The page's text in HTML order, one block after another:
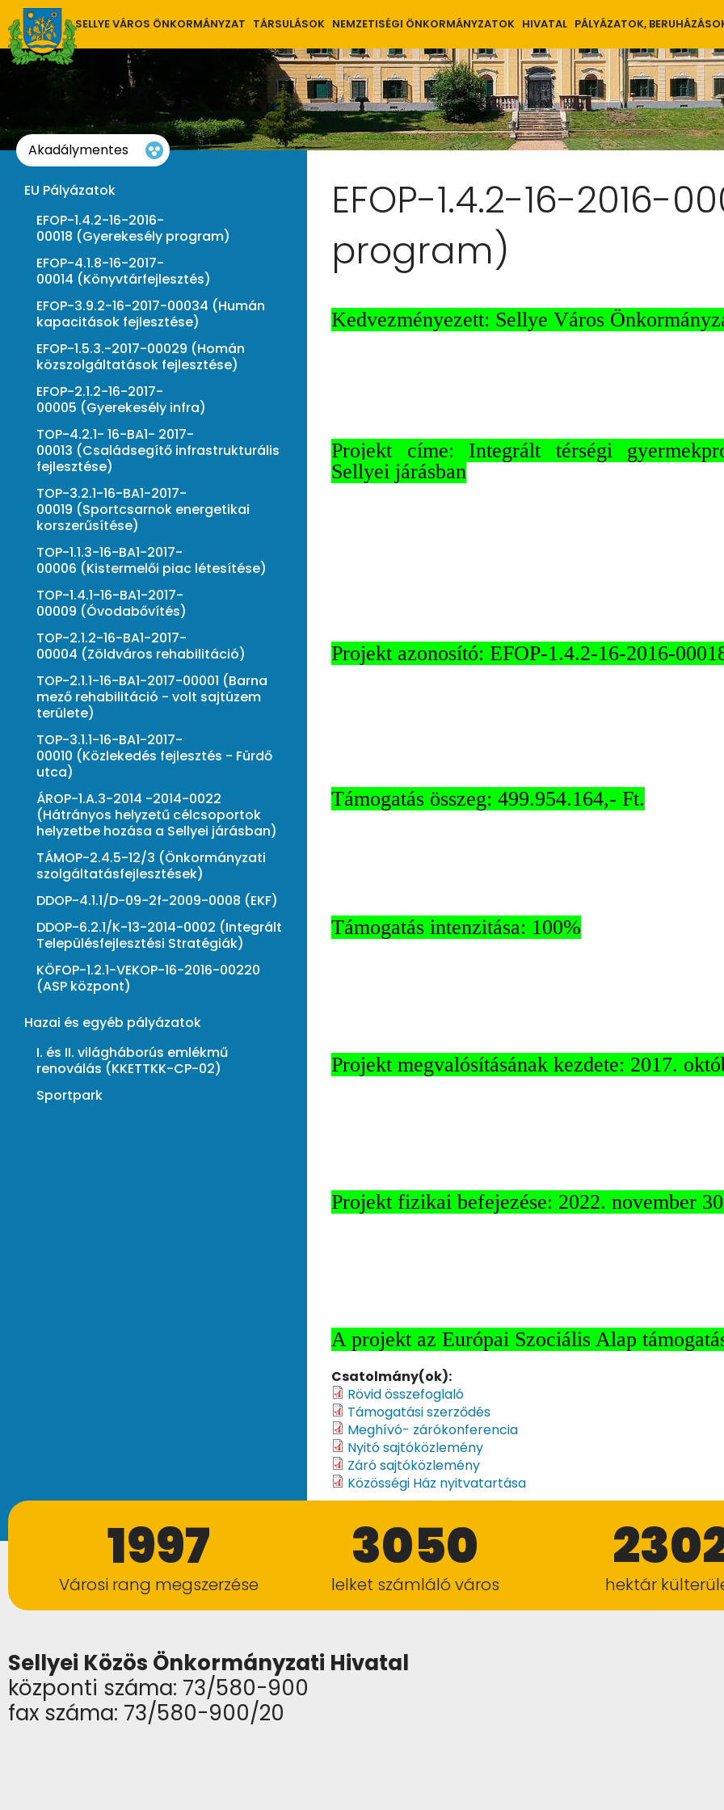
SELLYE VÁROS ÖNKORMÁNYZAT TÁRSULÁSOK NEMZETISÉGI ÖNKORMÁNYZATOK HIVATAL PÁLYÁZATOK,
Akadálymentes
EU Pályázatok
EFOP-1.4.2-16-2016-
00018 (Gyerekesély program)
EFOP-4.1.8-16-2017-
00014 (Könyvtárfejlesztés)
EFOP-3.9.2-16-2017-00034 (Humán
kapacitások fejlesztése)
EFOP-1.5.3.-2017-00029 (Homán
közszolgáltatások fejlesztése)
EFOP-2.1.2-16-2017-
00005 (Gyerekesély infra)
TOP-4.2.1- 16-BA1- 2017-
00013 (Családsegítő infrastrukturális
fejlesztése)
TOP-3.2.1-16-BA1-2017-
00019 (Sportcsarnok energetikai
korszerűsítése)
TOP-1.1.3-16-BA1-2017-
00006 (Kistermelői piac létesítése)
TOP-1.4.1-16-BA1-2017-
00009 (Óvodabővítés)
TOP-2.1.2-16-BA1-2017-
00004 (Zöldváros rehabilitáció)
TOP-2.1.1-16-BA1-2017-00001 (Barna
mező rehabilitáció - volt sajtüzem
területe)
TOP-3.1.1-16-BA1-2017-
00010 (Közlekedés fejlesztés - Fürdő
utca)
ÁROP-1.A.3-2014 -2014-0022
(Hátrányos helyzetű célcsoportok
helyzetbe hozása a Sellyei járásban)
TÁMOP-2.4.5-12/3 (Önkormányzati
szolgáltatásfejlesztések)
DDOP-4.1.1/D-09-2f-2009-0008 (EKF)
DDOP-6.2.1/K-13-2014-0002 (Integrált
Településfejlesztési Stratégiák)
KÖFOP-1.2.1-VEKOP-16-2016-00220
(ASP központ)
Hazai és egyéb pályázatok
I. és II. világháborús emlékmű
renoválás (KKETTKK-CP-02)
Sportpark
EFOP-1.4.2-16-2016-
program)
Kedvezményezett: Sellye Város
Projekt címe: Integrált térségi
Sellyei járásban
Projekt azonosító: EFOP-1.4.2-16-2016-
Támogatás összeg: 499.954.164,- Ft.
Támogatás intenzitása: 100%
Projekt megvalósításának kezdete: 2017.
Projekt fizikai befejezése: 2022. november
A projekt az Európai Szociális Alap
Csatolmány(ok):
Rövid összefoglaló
Támogatási szerződés
Meghívó- zárókonferencia
Nyitó sajtóközlemény
Záró sajtóközlemény
Közösségi Ház nyitvatartása
1997
Városi rang megszerzése
3050
lelket számláló város hektár
Sellyei Közös Önkormányzati Hivatal
központi száma: 73/580-900
fax száma: 73/580-900/20